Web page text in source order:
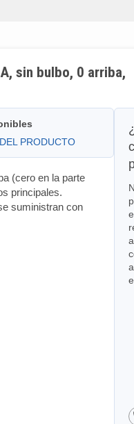
sin bulbo, 0 arriba,
PRODUCTO
(cero en la parte
principales.
suministran con